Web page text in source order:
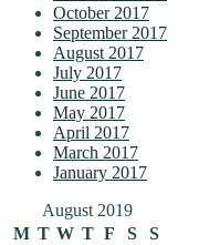
October 2017
September 2017
August 2017
July 2017
June 2017
May 2017
April 2017
March 2017
January 2017
August 2019
M T W T F S S